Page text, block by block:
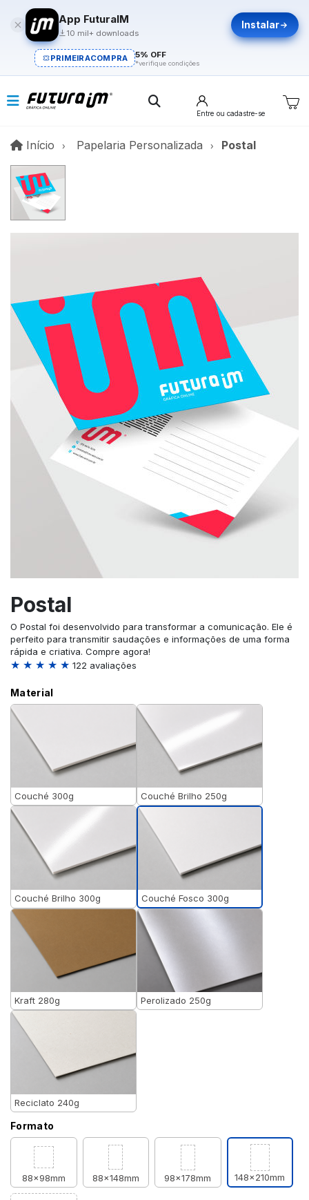
App FuturaIM
10 mil+ downloads
Instalar
PRIMEIRACOMPRA 5% OFF
*verifique condições
Entre ou cadastre-se
Início InícioPapelaria Personalizada Postal
Postal
O Postal foi desenvolvido para transformar a comunicação. Ele é
perfeito para transmitir saudações e informações de uma forma
rápida e criativa. Compre agora!
★ ★ ★ ★ ★ 122 avaliações
Material
Couché 300g Couché Brilho 250g
Couché Brilho 300g Couché Fosco 300g
Kraft 280g Perolizado 250g
Reciclato 240g
Formato
88x98mm 88x148mm 98x178mm 148x210mm